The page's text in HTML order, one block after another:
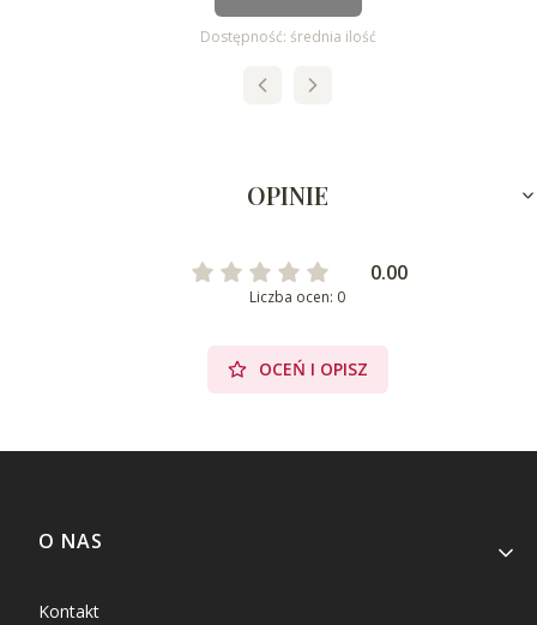
Dostępność: średnia ilość
OPINIE
0.00
Liczba ocen: 0
OCEŃ I OPISZ
Linki w stopce
O NAS
Kontakt